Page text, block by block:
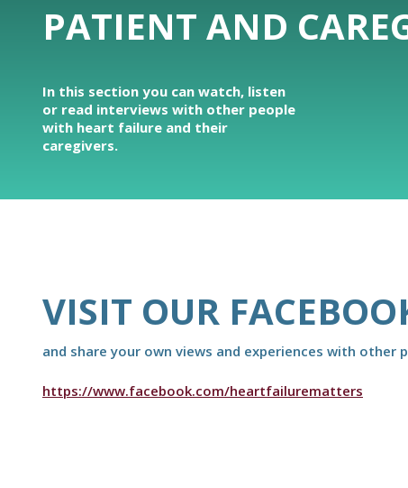
PATIENT AND
In this section you can watch, listen
or read interviews with other people
with heart failure and their
caregivers.
VISIT OUR
and share your own views and experiences with other
https://www.facebook.com/heartfailurematters